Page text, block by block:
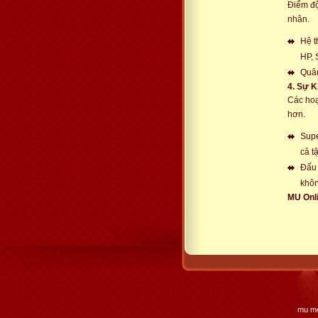
Điểm
nhân.
Hệ
HP,
4. Sự
Các
hơn.
cả
Đấu
MU
mu